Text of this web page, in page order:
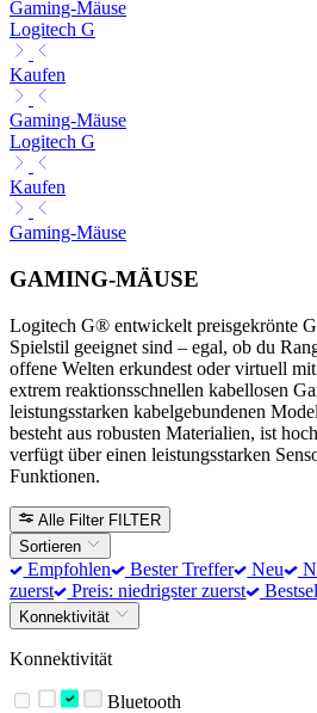
Gaming-Mäuse
Logitech G
Kaufen
Gaming-Mäuse
Logitech G
Kaufen
Gaming-Mäuse
GAMING-MÄUSE
Logitech G® entwickelt preisgekrönte
Spielstil geeignet sind – egal, ob du
offene Welten erkundest oder virtuell
extrem reaktionsschnellen kabellosen
leistungsstarken kabelgebundenen
besteht aus robusten Materialien, ist
verfügt über einen leistungsstarken
Funktionen.
Alle Filter FILTER
Sortieren
Empfohlen Bester Treffer Neu
zuerst
Preis: niedrigster zuerst
Konnektivität
Konnektivität
Bluetooth